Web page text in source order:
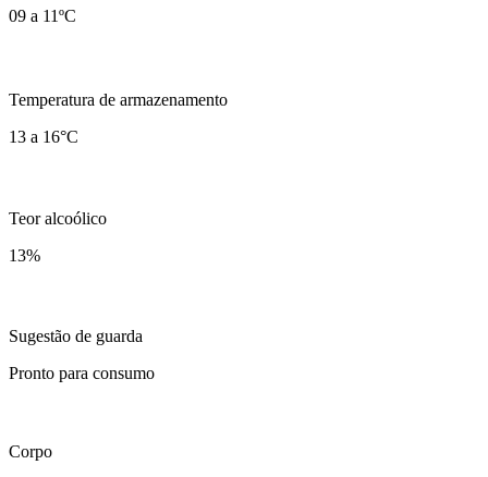
09 a 11ºC
Temperatura de armazenamento
13 a 16°C
Teor alcoólico
13%
Sugestão de guarda
Pronto para consumo
Corpo